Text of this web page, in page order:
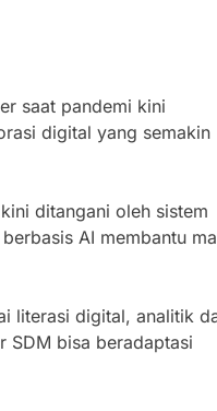
saat pandemi kini
digital yang semakin
ditangani oleh sistem
AI membantu
literasi digital, analitik
SDM bisa beradaptasi